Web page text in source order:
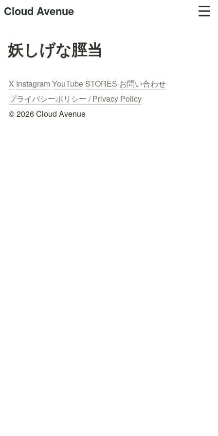
Cloud Avenue
妖しげな脛当
X Instagram YouTube STORES お問い合わせ
プライバシーポリシー / Privacy Policy
© 2026 Cloud Avenue